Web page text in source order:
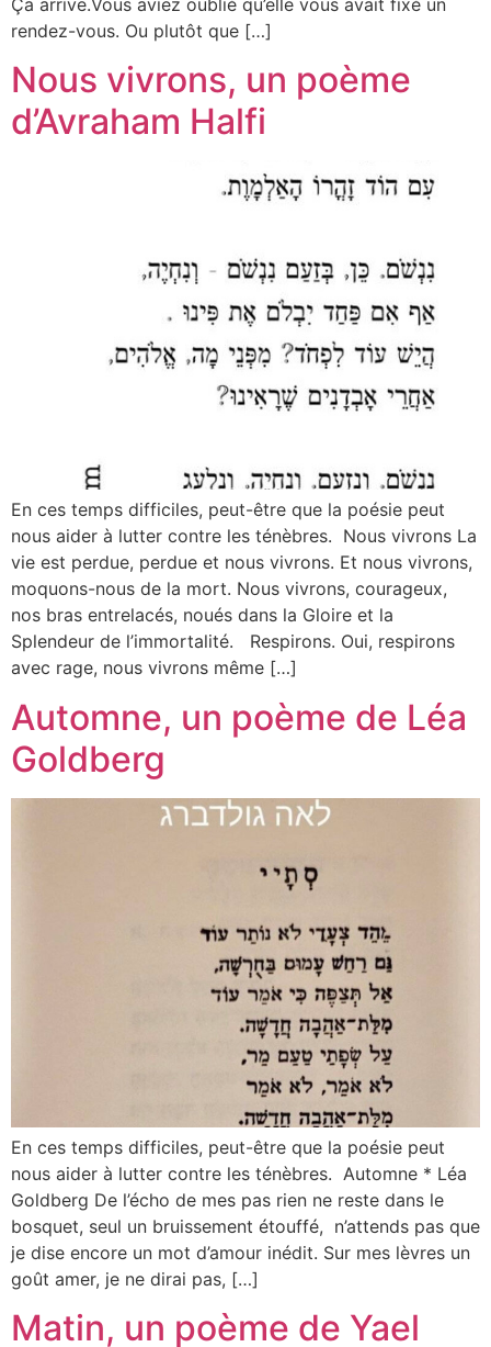
rendez-vous. Ou plutôt que […]
Nous vivrons, un poème
d’Avraham Halfi
En ces temps difficiles, peut-être que la poésie peut
nous aider à lutter contre les ténèbres. Nous vivrons La
vie est perdue, perdue et nous vivrons. Et nous vivrons,
moquons-nous de la mort. Nous vivrons, courageux,
nos bras entrelacés, noués dans la Gloire et la
Splendeur de l’immortalité. Respirons. Oui, respirons
avec rage, nous vivrons même […]
Automne, un poème de Léa
Goldberg
En ces temps difficiles, peut-être que la poésie peut
nous aider à lutter contre les ténèbres. Automne * Léa
Goldberg De l’écho de mes pas rien ne reste dans le
bosquet, seul un bruissement étouffé, n’attends pas que
je dise encore un mot d’amour inédit. Sur mes lèvres un
goût amer, je ne dirai pas, […]
Matin, un poème de Yael